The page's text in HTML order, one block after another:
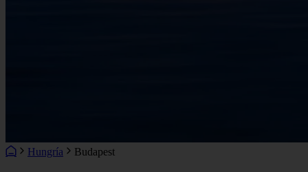
Hungría Budapest